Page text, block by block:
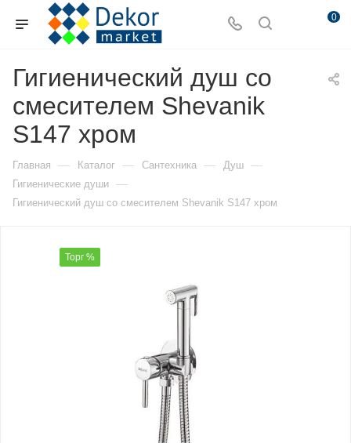
0
Гигиенический душ со
смесителем Shevanik
S147 хром
Главная — Каталог — Сантехника — Душ —
Гигиенические души —
Гигиенический душ со смесителем Shevanik S147 хром
Торг %